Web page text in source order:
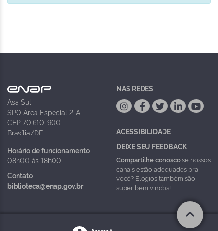
Asa Sul
SPO Área Especial 2-A
CEP 70.610-900
Brasília/DF
Horário de funcionamento
08h00 às 18h00
Contato
biblioteca@enap.gov.br
NAS REDES
ACESSIBILIDADE
DEIXE SEU FEEDBACK
Compartilhe conoscose nossos
canais estão adequados pra
você? Elogios também são
super bem vindos!